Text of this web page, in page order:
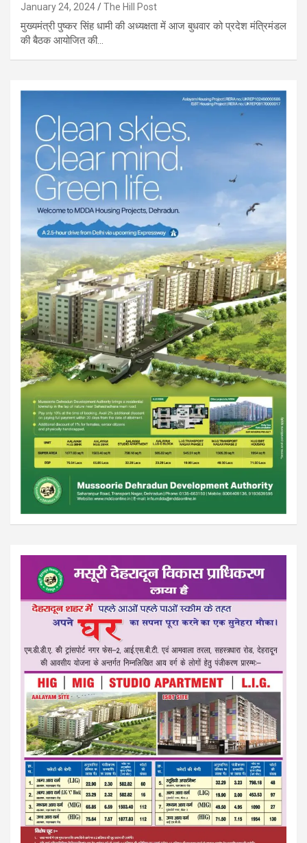
January 24, 2024 The Hill Post
मुख्यमंत्री पुष्कर सिंह धामी की अध्यक्षता में आज बुधवार को प्रदेश मंत्रिमंडल
की बैठक आयोजित की…